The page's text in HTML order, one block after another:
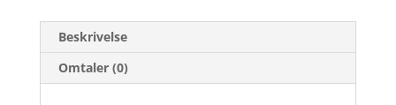
Beskrivelse
Omtaler (0)